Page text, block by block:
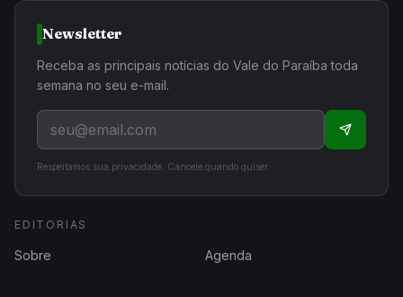
Newsletter
Receba as principais notícias do Vale do Paraíba toda
semana no seu e-mail.
Respeitamos sua privacidade. Cancele quando quiser.
EDITORIAS
Sobre Agenda